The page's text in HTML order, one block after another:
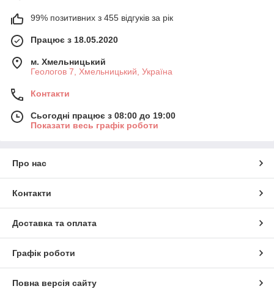
99% позитивних з 455 відгуків за рік
Працює з 18.05.2020
м. Хмельницький
Геологов 7, Хмельницький, Україна
Контакти
Сьогодні працює з 08:00 до 19:00
Показати весь графік роботи
Про нас
Контакти
Доставка та оплата
Графік роботи
Повна версія сайту